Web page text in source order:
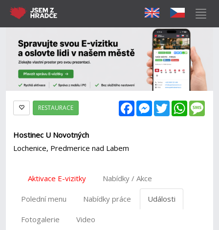
FacebookMessenger
Twitter
RESTAURACE
Hostinec U Novotných
Lochenice, Predmerice nad Labem
Aktivace E-vizitky Nabídky / Akce
Polední menu Nabídky práce Události
Fotogalerie Video